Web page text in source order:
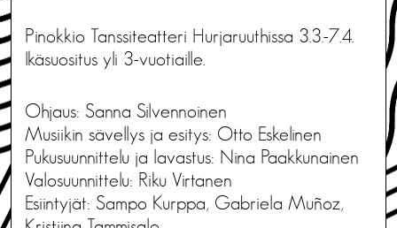
Pinokkio Tanssiteatteri Hurjaruuthissa 3.3.-7.4.
Ikäsuositus yli 3-vuotiaille.
Ohjaus: Sanna Silvennoinen
Musiikin sävellys ja esitys: Otto Eskelinen
Pukusuunnittelu ja lavastus: Nina Paakkunainen
Valosuunnittelu: Riku Virtanen
Esiintyjät: Sampo Kurppa, Gabriela Muñoz,